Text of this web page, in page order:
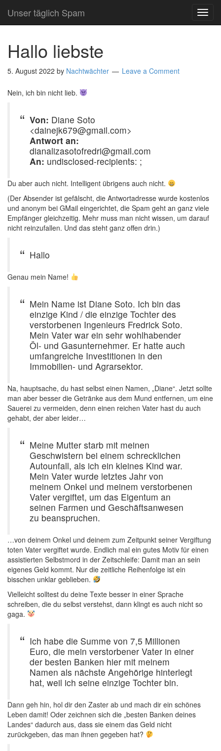
Unser täglich Spam
Hallo liebste
5. August 2022 by Nachtwächter Leave a Comment
Nein, ich bin nicht lieb.
Von: Diane Soto
<dainejk679@gmail.com>
Antwort an:
dianalizasotofredri@gmail.com
An: undisclosed-recipients: ;
Du aber auch nicht. Intelligent übrigens auch nicht.
(Der Absender ist gefälscht, die Antwortadresse wurde kostenlos
und anonym bei GMail eingerichtet, die Spam geht an ganz viele
Empfänger gleichzeitig. Mehr muss man nicht wissen, um darauf
nicht reinzufallen. Und das steht ganz offen drin.)
Hallo
Genau mein Name!
Mein Name ist Diane Soto. Ich bin das
einzige Kind / die einzige Tochter des
verstorbenen Ingenieurs Fredrick Soto.
Mein Vater war ein sehr wohlhabender
Öl- und Gasunternehmer. Er hatte auch
umfangreiche Investitionen in den
Immobilien- und Agrarsektor.
Na, hauptsache, du hast selbst einen Namen, „Diane“. Jetzt sollte
man aber besser die Getränke aus dem Mund entfernen, um eine
Sauerei zu vermeiden, denn einen reichen Vater hast du auch
gehabt, der aber leider…
Meine Mutter starb mit meinen
Geschwistern bei einem schrecklichen
Autounfall, als ich ein kleines Kind war.
Mein Vater wurde letztes Jahr von
meinem Onkel und meinem verstorbenen
Vater vergiftet, um das Eigentum an
seinen Farmen und Geschäftsanwesen
zu beanspruchen.
…von deinem Onkel und deinem zum Zeitpunkt seiner Vergiftung
toten Vater vergiftet wurde. Endlich mal ein gutes Motiv für einen
assistierten Selbstmord in der Zeitschleife: Damit man an sein
eigenes Geld kommt. Nur die zeitliche Reihenfolge ist ein
bisschen unklar geblieben.
Vielleicht solltest du deine Texte besser in einer Sprache
schreiben, die du selbst verstehst, dann klingt es auch nicht so
gaga.
Ich habe die Summe von 7,5 Millionen
Euro, die mein verstorbener Vater in einer
der besten Banken hier mit meinem
Namen als nächste Angehörige hinterlegt
hat, weil ich seine einzige Tochter bin.
Dann geh hin, hol dir den Zaster ab und mach dir ein schönes
Leben damit! Oder zeichnen sich die „besten Banken deines
Landes“ dadurch aus, dass sie einem das Geld nicht
zurückgeben, das man ihnen gegeben hat?